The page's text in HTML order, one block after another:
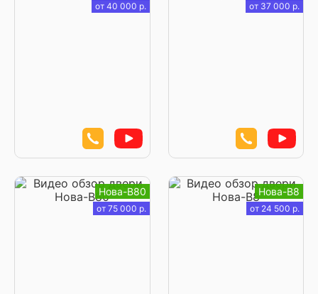
от 40 000 р. от 37 000 р.
Нова-В80
от 75 000 р.
Нова-В8
от 24 500 р.